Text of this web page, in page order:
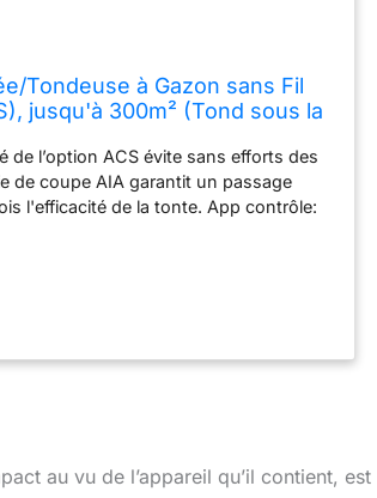
Tondeuse à Gazon sans Fil
jusqu'à 300m² (Tond sous la
l’option ACS évite sans efforts des
de coupe AIA garantit un passage
l'efficacité de la tonte. App contrôle:
à tondre en appuyant sur un
S WR130E, 1 Système anti-collision,
et vis, 1 Clé Allen, 1 Station de
périphérique, 1 batterie 20 V 2.0
au vu de l’appareil qu’il contient, est